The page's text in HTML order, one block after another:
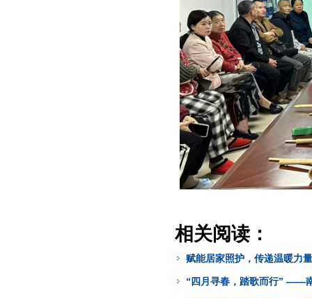
相关阅读：
赋能居家照护，传递温暖力量
“四月寻春，踏歌而行” ——